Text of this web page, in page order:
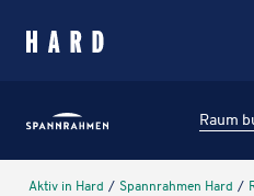
Raum
Amt & Service
Aktiv in Hard / Spann­rah­men Hard /
Kartenansicht